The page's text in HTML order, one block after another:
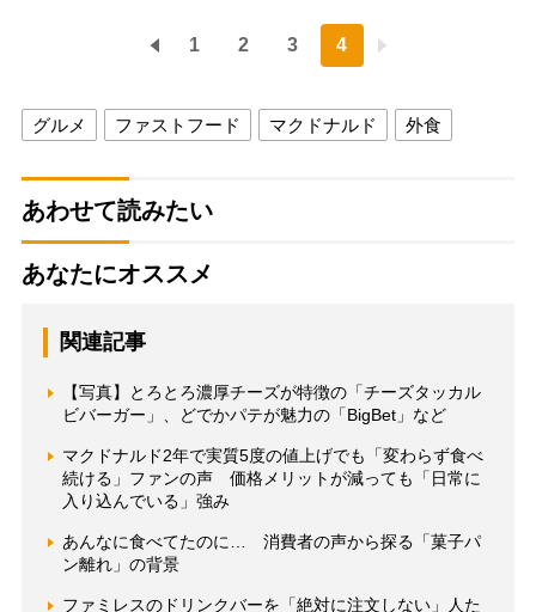
1 2 3 4
グルメ ファストフード マクドナルド 外食
あわせて読みたい
あなたにオススメ
関連記事
【写真】とろとろ濃厚チーズが特徴の「チーズタッカル
ビバーガー」、どでかパテが魅力の「BigBet」など
マクドナルド2年で実質5度の値上げでも「変わらず食べ
続ける」ファンの声 価格メリットが減っても「日常に
入り込んでいる」強み
あんなに食べてたのに… 消費者の声から探る「菓子パ
ン離れ」の背景
ファミレスのドリンクバーを「絶対に注文しない」人た